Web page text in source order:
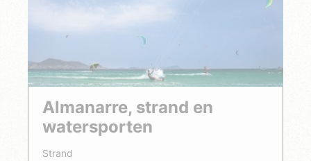
Almanarre, strand en
watersporten
Strand